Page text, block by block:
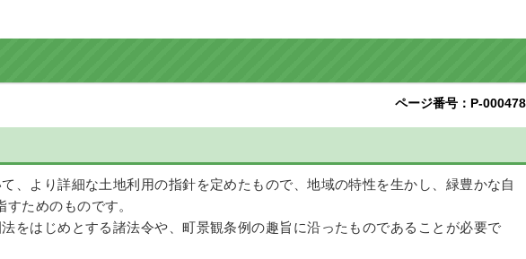
ページ番号：P-000478
より詳細な土地利用の指針を定めたもので、地域の特性を生かし、緑豊かな自
ためのものです。
をはじめとする諸法令や、町景観条例の趣旨に沿ったものであることが必要で